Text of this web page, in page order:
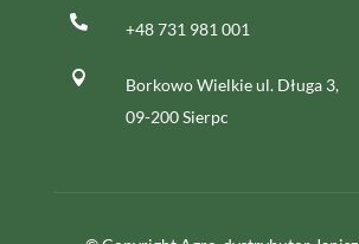
 +48 731 981 001

Borkowo Wielkie ul. Długa 3,
09-200 Sierpc